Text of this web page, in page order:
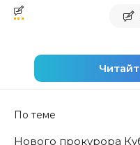
По теме
Нового прокурора